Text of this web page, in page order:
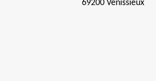
69200 Venissieux